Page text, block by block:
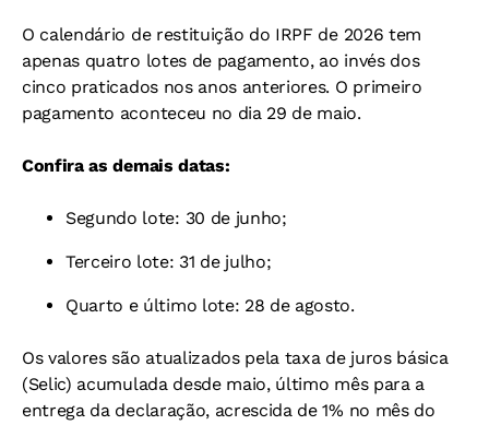
O calendário de restituição do IRPF de 2026 tem
apenas quatro lotes de pagamento, ao invés dos
cinco praticados nos anos anteriores. O primeiro
pagamento aconteceu no dia 29 de maio.
Confira as demais datas:
Segundo lote: 30 de junho;
Terceiro lote: 31 de julho;
Quarto e último lote: 28 de agosto.
Os valores são atualizados pela taxa de juros básica
(Selic) acumulada desde maio, último mês para a
entrega da declaração, acrescida de 1% no mês do